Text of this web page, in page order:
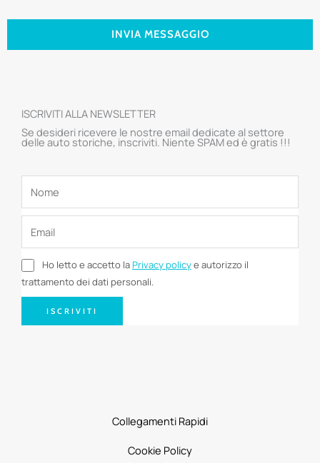
INVIA MESSAGGIO
ISCRIVITI ALLA NEWSLETTER
Se desideri ricevere le nostre email dedicate al settore
delle auto storiche, inscriviti. Niente SPAM ed è gratis !!!
Ho letto e accetto laPrivacy policye autorizzo il
trattamento dei dati personali.
ISCRIVITI
Collegamenti Rapidi
Cookie Policy